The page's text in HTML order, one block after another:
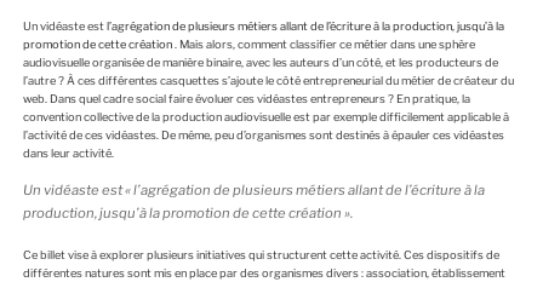
Un vidéaste estl’agrégation de plusieurs métiers allant de l’écriture à la production, jusqu’à la
promotion de cette création. Mais alors, comment classifier ce métier dans une sphère
audiovisuelle organisée de manière binaire, avec les auteurs d’un côté, et les producteurs de
l’autre ? À ces différentes casquettes s’ajoute le côté entrepreneurial du métier de créateur du
web. Dans quel cadre social faire évoluer ces vidéastes entrepreneurs ? En pratique, la
convention collective de la production audiovisuelle est par exemple difficilement applicable à
l’activité de ces vidéastes. De même, peu d’organismes sont destinés à épauler ces vidéastes
dans leur activité.
Un vidéaste est « l’agrégation de plusieurs métiers allant de l’écriture à la
production, jusqu’à la promotion de cette création ».
Ce billet vise à explorer plusieurs initiatives qui structurent cette activité. Ces dispositifs de
différentes natures sont mis en place par des organismes divers : association, établissement